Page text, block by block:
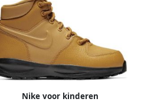
Nike voor kinderen